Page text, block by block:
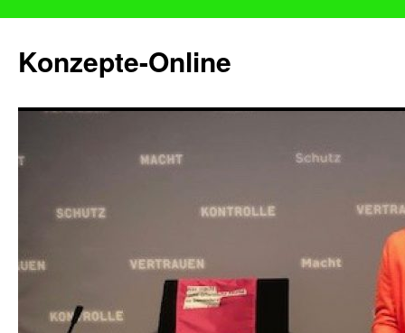
Konzepte-Online